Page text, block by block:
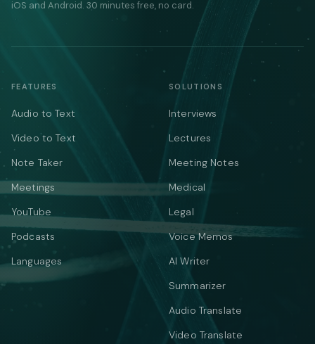
iOS and Android. 30 minutes free, no card.
FEATURES
Audio to Text
Video to Text
Note Taker
Meetings
YouTube
Podcasts
Languages
SOLUTIONS
Interviews
Lectures
Meeting Notes
Medical
Legal
Voice Memos
AI Writer
Summarizer
Audio Translate
Video Translate